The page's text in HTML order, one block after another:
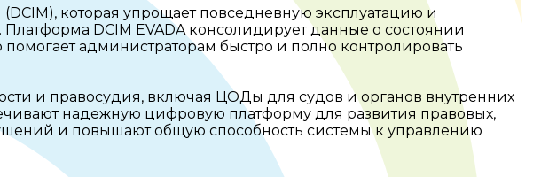
которая упрощает повседневную эксплуатацию и
DCIM EVADA консолидирует данные о состоянии
администраторам быстро и полно контролировать
и правосудия, включая ЦОДы для судов и органов внутренних
надежную цифровую платформу для развития правовых,
и повышают общую способность системы к управлению